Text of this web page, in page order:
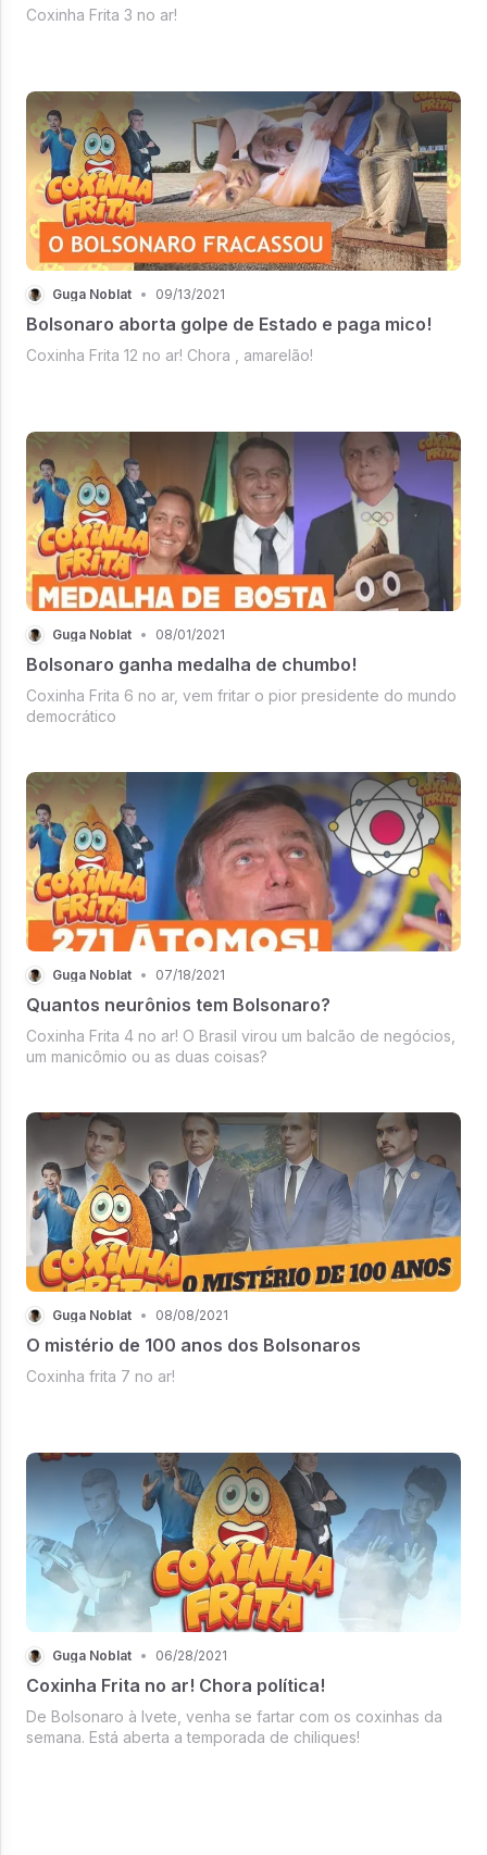
Coxinha Frita 3 no ar!
Guga Noblat • 09/13/2021
Bolsonaro aborta golpe de Estado e paga mico!
Coxinha Frita 12 no ar! Chora , amarelão!
Guga Noblat • 08/01/2021
Bolsonaro ganha medalha de chumbo!
Coxinha Frita 6 no ar, vem fritar o pior presidente do mundo
democrático
Guga Noblat • 07/18/2021
Quantos neurônios tem Bolsonaro?
Coxinha Frita 4 no ar! O Brasil virou um balcão de negócios,
um manicômio ou as duas coisas?
Guga Noblat • 08/08/2021
O mistério de 100 anos dos Bolsonaros
Coxinha frita 7 no ar!
Guga Noblat • 06/28/2021
Coxinha Frita no ar! Chora política!
De Bolsonaro à Ivete, venha se fartar com os coxinhas da
semana. Está aberta a temporada de chiliques!